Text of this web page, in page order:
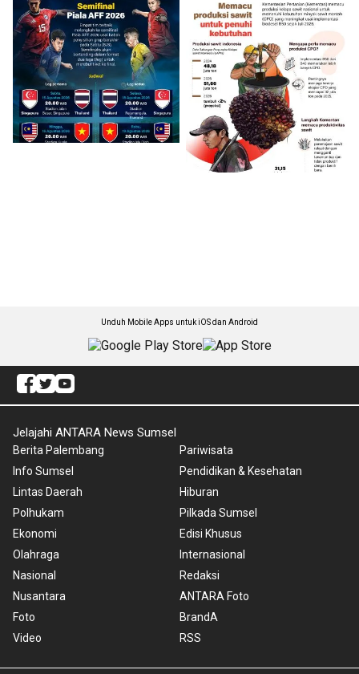
Unduh Mobile Apps untuk iOS dan Android
Jelajahi ANTARA News Sumsel
Berita Palembang
Info Sumsel
Lintas Daerah
Polhukam
Ekonomi
Olahraga
Nasional
Nusantara
Foto
Video
Pariwisata
Pendidikan & Kesehatan
Hiburan
Pilkada Sumsel
Edisi Khusus
Internasional
Redaksi
ANTARA Foto
BrandA
RSS